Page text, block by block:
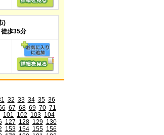
)
歩35分
32 33 34 35 36
67 68 69 70 71
101 102 103 104
127 128 129 130
153 154 155 156